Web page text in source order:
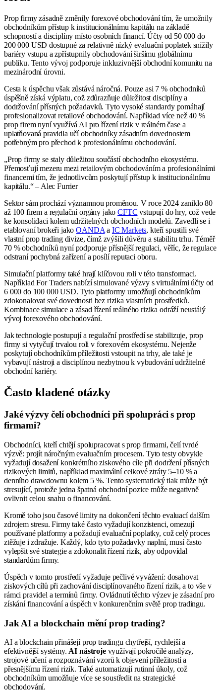
Prop firmy zásadně změnily forexové obchodování tím, že umožnily
obchodníkům přístup k institucionálnímu kapitálu na základě
schopností a disciplíny místo osobních financí. Účty od 50 000 do
200 000 USD dostupné za relativně nízký evaluační poplatek snížily
bariéry vstupu a zpřístupnily obchodování širšímu globálnímu
publiku. Tento vývoj podporuje inkluzivnější obchodní komunitu na
mezinárodní úrovni.
Cesta k úspěchu však zůstává náročná. Pouze asi 7 % obchodníků
úspěšně získá výplatu, což zdůrazňuje důležitost disciplíny a
dodržování přísných požadavků. Tyto vysoké standardy pomáhají
profesionalizovat retailové obchodování. Například více než 40 %
prop firem nyní využívá AI pro řízení rizik v reálném čase a
uplatňovaná pravidla učí obchodníky zásadním dovednostem
potřebným pro přechod k profesionálnímu obchodování.
„Prop firmy se staly důležitou součástí obchodního ekosystému.
Přemosťují mezeru mezi retailovým obchodováním a profesionálními
financemi tím, že jednotlivcům poskytují přístup k institucionálnímu
kapitálu.“ – Alec Furrier
Sektor sám prochází významnou proměnou. V roce 2024 zaniklo 80
až 100 firem a regulační orgány jakoCFTC vstupují do hry, což vede
ke konsolidaci kolem udržitelných obchodních modelů. Zavedli se i
etablovaní brokeři jakoOANDA a IC Markets, kteří spustili své
vlastní prop trading divize, čímž zvýšili důvěru a stabilitu trhu. Téměř
70 % obchodníků nyní podporuje přísnější regulaci, věříc, že regulace
odstraní pochybná zařízení a posílí reputaci oboru.
Simulační platformy také hrají klíčovou roli v této transformaci.
Například For Traders nabízí simulované výzvy s virtuálními účty od
6 000 do 100 000 USD. Tyto platformy umožňují obchodníkům
zdokonalovat své dovednosti bez rizika vlastních prostředků.
Kombinace simulace a zásad řízení reálného rizika odráží neustálý
vývoj forexového obchodování.
Jak technologie postupují a regulační prostředí se stabilizuje, prop
firmy si vytyčují trvalou roli v forexovém ekosystému. Nejenže
poskytují obchodníkům příležitosti vstoupit na trhy, ale také je
vybavují nástroji a disciplínou nezbytnou k vybudování udržitelné
obchodní kariéry.
Často kladené otázky
Jaké výzvy čelí obchodníci při spolupráci s prop
firmami?
Obchodníci, kteří chtějí spolupracovat s prop firmami, čelí tvrdé
výzvě: projít náročným evaluačním procesem. Tyto testy obvykle
vyžadují dosažení konkrétního ziskového cíle při dodržení přísných
rizikových limitů, například maximální celkové ztráty 5–10 % a
denního drawdownu kolem 5 %. Tento systematický tlak může být
stresující, protože jedna špatná obchodní pozice může negativně
ovlivnit celou snahu o financování.
Kromě toho jsou časové limity na dokončení těchto evaluací dalším
zdrojem stresu. Firmy také často vyžadují konzistenci, omezují
používané platformy a požadují evaluační poplatky, což celý proces
ztěžuje i zdražuje. Každý, kdo tyto požadavky naplní, musí často
vylepšit své strategie a zdokonalit řízení rizik, aby odpovídal
standardům firmy.
Úspěch v tomto prostředí vyžaduje pečlivé vyvážení: dosahovat
ziskových cílů při zachování disciplínovaného řízení rizik, a to vše v
rámci pravidel a termínů firmy. Ovládnutí těchto výzev je zásadní pro
získání financování a úspěch v konkurenčním světě prop tradingu.
Jak AI a blockchain mění prop trading?
AI a blockchain přinášejí prop tradingu chytřejší, rychlejší a
efektivnější systémy. AI nástrojevyužívají pokročilé analýzy,
strojové učení a rozpoznávání vzorů k objevení příležitostí a
přesnějšímu řízení rizik. Také automatizují rutinní úkoly, což
obchodníkům umožňuje více se soustředit na strategické
obchodování.